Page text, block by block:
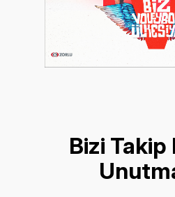
Bizi Takip